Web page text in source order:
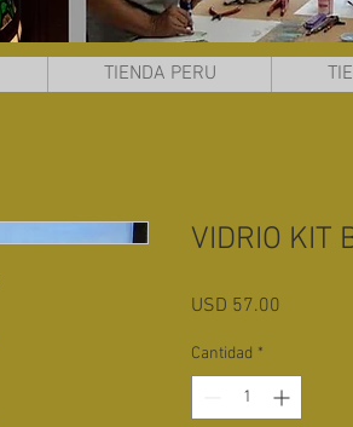
VIDRIO KIT
USD 57.00
Cantidad *
TIENDA PERU